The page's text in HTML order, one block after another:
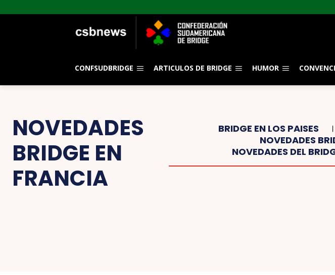
CONFSUDBRIDGE ARTICULOS DE BRIDGE HUMOR
NOVEDADES
BRIDGE EN
FRANCIA
BRIDGE EN LOS PAISES
NOVEDADES
NOVEDADES DEL